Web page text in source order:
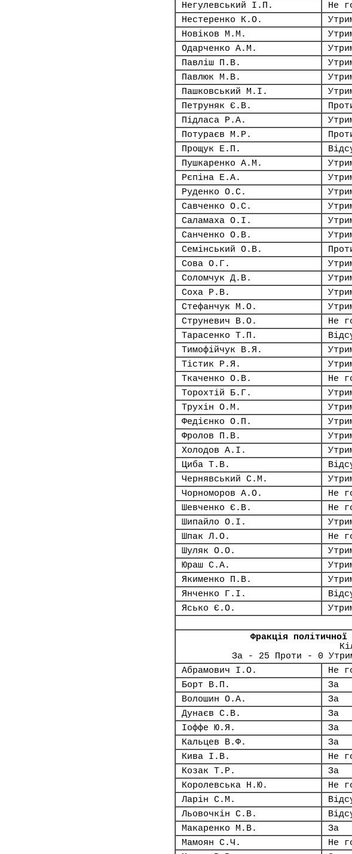
Негулевський І.П.
Не
Нестеренко К.О.
Новіков М.М.
Одарченко А.М.
Павліш П.В.
Павлюк М.В.
Пашковський М.І.
Петруняк Є.В.
Підласа Р.А.
Потураєв М.Р.
Прощук Е.П.
Пушкаренко А.М.
Рєпіна Е.А.
Руденко О.С.
Савченко О.С.
Саламаха О.І.
Санченко О.В.
Семінський О.В.
Сова О.Г.
Соломчук Д.В.
Соха Р.В.
Стефанчук М.О.
Струневич В.О.
Не
Тарасенко Т.П.
Тимофійчук В.Я.
Тістик Р.Я.
Ткаченко О.В.
Не
Торохтій Б.Г.
Трухін О.М.
Федієнко О.П.
Фролов П.В.
Холодов А.І.
Циба Т.В.
Чернявський С.М.
Чорноморов А.О.
Не
Шевченко Є.В.
Не
Шипайло О.І.
Шпак Л.О.
Не
Шуляк О.О.
Юраш С.А.
Якименко П.В.
Янченко Г.І.
Ясько Є.О.
Фракція
За - 25 Проти - 0
Абрамович І.О.
Не
Борт В.П.
За
Волошин О.А.
За
Дунаєв С.В.
За
Іоффе Ю.Я.
За
Кальцев В.Ф.
За
Кива І.В.
Не
Козак Т.Р.
За
Королевська Н.Ю.
Не
Ларін С.М.
Льовочкін С.В.
Макаренко М.В.
За
Мамоян С.Ч.
Не